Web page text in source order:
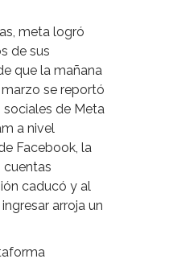
meta logró
de sus
que la mañana
se reportó
sociales de Meta
a nivel
Facebook, la
caducó y al
arroja un